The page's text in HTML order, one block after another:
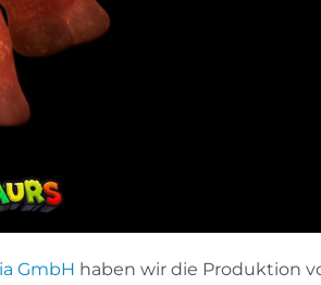
GmbH haben wir die Produktion